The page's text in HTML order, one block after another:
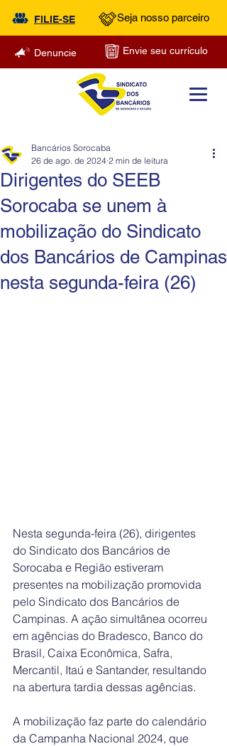
FILIE-SE Seja nosso parceiro
Denuncie Envie seu currículo
Dirigentes do SEEB
Sorocaba se unem à
mobilização do Sindicato
dos Bancários de Campinas
nesta segunda-feira (26)
Bancários Sorocaba
26 de ago. de 2024 2 min de leitura
Nesta segunda-feira (26), dirigentes
do Sindicato dos Bancários de
Sorocaba e Região estiveram
presentes na mobilização promovida
pelo Sindicato dos Bancários de
Campinas. A ação simultânea ocorreu
em agências do Bradesco, Banco do
Brasil, Caixa Econômica, Safra,
Mercantil, Itaú e Santander, resultando
na abertura tardia dessas agências.
A mobilização faz parte do calendário
da Campanha Nacional 2024, que